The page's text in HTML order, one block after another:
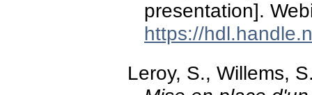
presentation].
https://
Leroy, S., Willems,